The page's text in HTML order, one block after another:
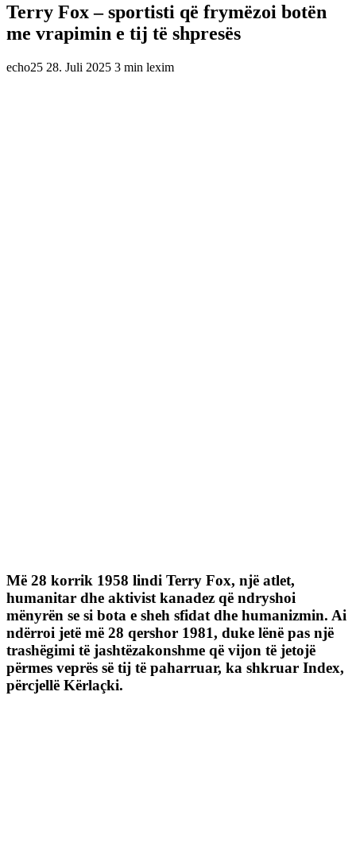
Terry Fox – sportisti që frymëzoi botën
me vrapimin e tij të shpresës
echo25 28. Juli 2025 3 min lexim
Më 28 korrik 1958 lindi Terry Fox, një atlet,
humanitar dhe aktivist kanadez që ndryshoi
mënyrën se si bota e sheh sfidat dhe humanizmin. Ai
ndërroi jetë më 28 qershor 1981, duke lënë pas një
trashëgimi të jashtëzakonshme që vijon të jetojë
përmes veprës së tij të paharruar, ka shkruar Index,
përcjellë Kërlaçki.